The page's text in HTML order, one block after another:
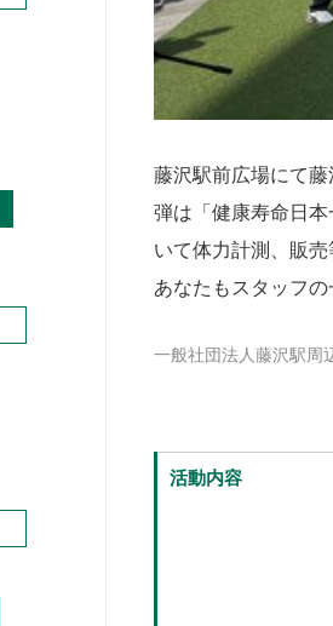
藤沢駅前広場にて
弾は「健康寿命日
いて体力計測、販売
あなたもスタッフ
一般社団法人藤沢駅周
活動内容